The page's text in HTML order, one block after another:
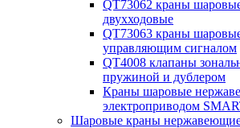
QT73062 краны шаровые
двухходовые
QT73063 краны
управляющим сигналом
QT4008 клапаны
пружиной и дублером
Краны шаровые
электроприводом
Шаровые краны нержавеющие